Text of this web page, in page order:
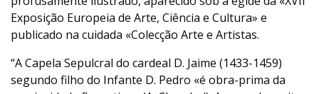
Exposição Europeia de Arte, Ciência e Cultura» e
publicado na cuidada «Colecção Arte e Artistas.
“A Capela Sepulcral do cardeal D. Jaime (1433-1459)
segundo filho do Infante D. Pedro «é obra-prima da